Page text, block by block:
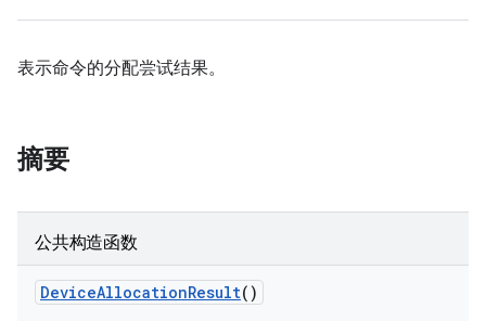
表示命令的分配尝试结果。
摘要
公共构造函数
DeviceAllocationResult()